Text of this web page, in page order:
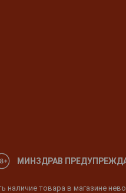
МИНЗДРАВ
наличие товара в магазине